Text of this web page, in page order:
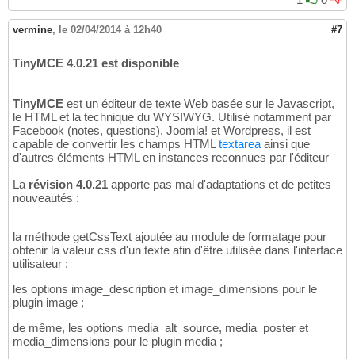
vermine, le 02/04/2014 à 12h40 #7
TinyMCE 4.0.21 est disponible
TinyMCE est un éditeur de texte Web basée sur le Javascript,
le HTML et la technique du WYSIWYG. Utilisé notamment par
Facebook (notes, questions), Joomla! et Wordpress, il est
capable de convertir les champs HTML textarea ainsi que
d'autres éléments HTML en instances reconnues par l'éditeur
La révision 4.0.21 apporte pas mal d'adaptations et de petites
nouveautés :
la méthode getCssText ajoutée au module de formatage pour
obtenir la valeur css d'un texte afin d'être utilisée dans l'interface
utilisateur ;
les options image_description et image_dimensions pour le
plugin image ;
de même, les options media_alt_source, media_poster et
media_dimensions pour le plugin media ;